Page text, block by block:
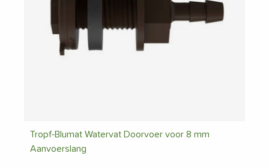
Tropf-Blumat Watervat Doorvoer voor 8 mm
Aanvoerslang